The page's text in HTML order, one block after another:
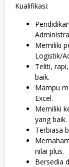
Kualifikasi:
Memiliki
Logistik/
Teliti,
baik.
Mampu
Excel.
Memiliki
yang baik.
Terbiasa
nilai plus.
Bersedia